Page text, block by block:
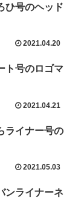
ひ号のヘッド
2021.04.20
ト号のロゴマ
2021.04.21
ライナー号の
2021.05.03
ンライナーネ